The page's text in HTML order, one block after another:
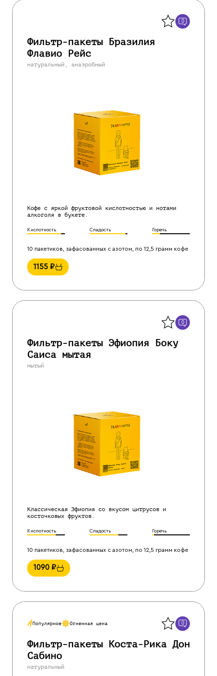
0
Фильтр-пакеты Бразилия
Флавио Рейс
натуральный, анаэробный
Кофе с яркой фруктовой кислотностью и нотами
алкоголя в букете.
Кислотность Сладость Горечь
10 пакетиков, зафасованных с азотом, по 12,5 грамм кофе
1155 ₽
0
Фильтр-пакеты Эфиопия Боку
Саиса мытая
мытый
Классическая Эфиопия со вкусом цитрусов и
косточковых фруктов.
Кислотность Сладость Горечь
10 пакетиков, зафасованных с азотом, по 12,5 грамм кофе
1090 ₽
Популярное Огненная цена 0
Фильтр-пакеты Коста-Рика Дон
Сабино
натуральный